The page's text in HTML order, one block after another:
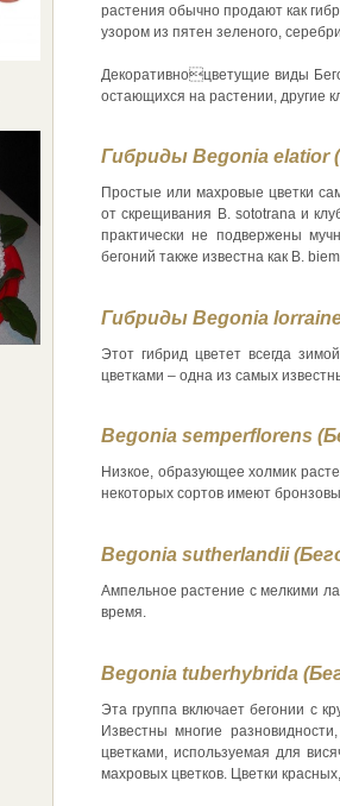
растения обычно продают как
узором из пятен зеленого,
Декоративноцветущие виды
остающихся на растении, другие
Гибриды Begonia elatior
Простые или махровые цветки
от скрещивания B. sototrana и
практически не подвержены
бегоний также известна как B.
Гибриды Begonia
Этот гибрид цветет всегда
цветками – одна из самых
Begonia semperflorens
Низкое, образующее холмик
некоторых сортов имеют
Begonia sutherlandii
Ампельное растение с мелкими
время.
Begonia tuberhybrida
Эта группа включает бегонии с
Известны многие
цветками, используемая для
махровых цветков. Цветки